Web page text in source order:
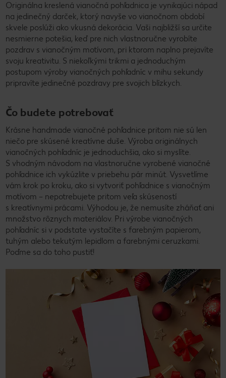
Originálna kreslená vianočná pohľadnica je vynikajúci nápad
na jedinečný darček, ktorý navyše vo vianočnom období
skvele poslúži ako vkusná dekorácia. Vaši najbližší sa určite
nesmierne potešia, keď pre nich vlastnoručne vyrobíte
pozdrav s vianočným motívom, pri ktorom naplno prejavíte
svoju kreativitu. S niekoľkými trikmi a jednoduchým
postupom výroby vianočných pohľadníc v mihu sekundy
pripravíte jedinečné pozdravy pre svojich blízkych.
Čo budete potrebovať
Krásne handmade vianočné pohľadnice pritom nie sú len
niečo pre skúsené kreatívne duše. Výroba originálnych
vianočných pohľadníc je jednoduchšia, ako si myslíte.
S vhodným návodom na vlastnoručne vyrobené vianočné
pohľadnice ich vykúzlite v priebehu pár minút. Vysvetlíme
vám krok po kroku, ako si vytvoriť pohľadnice s vianočným
motívom – nepotrebujete pritom veľa skúseností
s kreatívnymi prácami. Výhodou je, že nemusíte zháňať ani
množstvo rôznych materiálov. Pri výrobe vianočných
pohľadníc si v podstate vystačíte s farebným papierom,
tuhým alebo tekutým lepidlom a farebnými ceruzkami.
Poďme sa do toho pustiť!